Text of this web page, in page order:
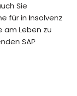
Sie
für in Insolvenz
am Leben zu
SAP